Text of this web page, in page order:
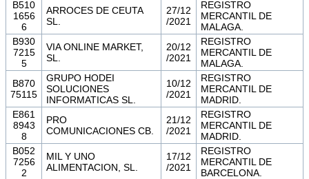
B510
1656
6
ARROCES DE CEUTA
SL.
27/12
/2021
REGISTRO
MERCANTIL DE
MALAGA.
B930
7215
5
VIA ONLINE MARKET,
SL.
20/12
/2021
REGISTRO
MERCANTIL DE
MALAGA.
B870
75115
GRUPO HODEI
SOLUCIONES
INFORMATICAS SL.
10/12
/2021
REGISTRO
MERCANTIL DE
MADRID.
E861
8943
8
PRO
COMUNICACIONES CB.
21/12
/2021
REGISTRO
MERCANTIL DE
MADRID.
B052
7256
2
MIL Y UNO
ALIMENTACION, SL.
17/12
/2021
REGISTRO
MERCANTIL DE
BARCELONA.